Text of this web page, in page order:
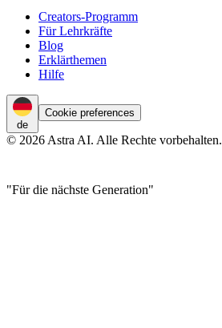
Creators-Programm
Für Lehrkräfte
Blog
Erklärthemen
Hilfe
de
Cookie preferences
© 2026 Astra AI. Alle Rechte vorbehalten.
"Für die nächste Generation"